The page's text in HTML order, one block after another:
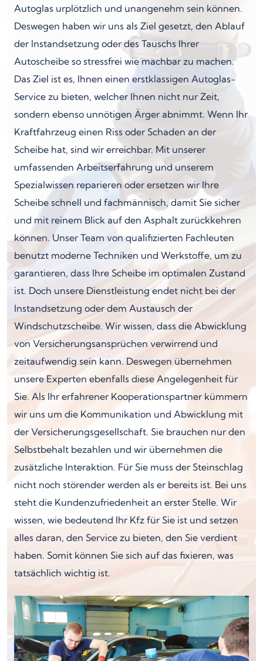
Autoglas urplötzlich und unangenehm sein können.
Deswegen haben wir uns als Ziel gesetzt, den Ablauf
der Instandsetzung oder des Tauschs Ihrer
Autoscheibe so stressfrei wie machbar zu machen.
Das Ziel ist es, Ihnen einen erstklassigen Autoglas-
Service zu bieten, welcher Ihnen nicht nur Zeit,
sondern ebenso unnötigen Ärger abnimmt. Wenn Ihr
Kraftfahrzeug einen Riss oder Schaden an der
Scheibe hat, sind wir erreichbar. Mit unserer
umfassenden Arbeitserfahrung und unserem
Spezialwissen reparieren oder ersetzen wir Ihre
Scheibe schnell und fachmännisch, damit Sie sicher
und mit reinem Blick auf den Asphalt zurückkehren
können. Unser Team von qualifizierten Fachleuten
benutzt moderne Techniken und Werkstoffe, um zu
garantieren, dass Ihre Scheibe im optimalen Zustand
ist. Doch unsere Dienstleistung endet nicht bei der
Instandsetzung oder dem Austausch der
Windschutzscheibe. Wir wissen, dass die Abwicklung
von Versicherungsansprüchen verwirrend und
zeitaufwendig sein kann. Deswegen übernehmen
unsere Experten ebenfalls diese Angelegenheit für
Sie. Als Ihr erfahrener Kooperationspartner kümmern
wir uns um die Kommunikation und Abwicklung mit
der Versicherungsgesellschaft. Sie brauchen nur den
Selbstbehalt bezahlen und wir übernehmen die
zusätzliche Interaktion. Für Sie muss der Steinschlag
nicht noch störender werden als er bereits ist. Bei uns
steht die Kundenzufriedenheit an erster Stelle. Wir
wissen, wie bedeutend Ihr Kfz für Sie ist und setzen
alles daran, den Service zu bieten, den Sie verdient
haben. Somit können Sie sich auf das fixieren, was
tatsächlich wichtig ist.